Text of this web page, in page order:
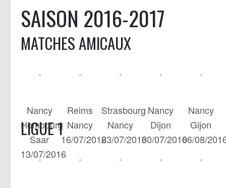
SAISON 2016-2017
MATCHES AMICAUX
Nancy
Hombourg
Saar
13/07/2016
Reims
Nancy
16/07/2016
Strasbourg
Nancy
23/07/2016
Nancy
Dijon
30/07/2016
Nancy
Gijon
06/08/
LIGUE 1